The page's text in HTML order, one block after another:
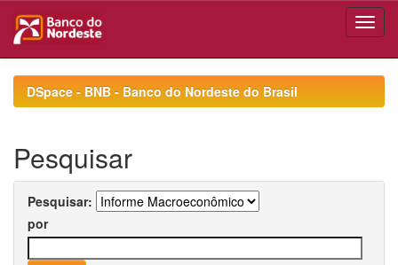
navigationDSpace - BNB - Banco do Nordeste do Brasil
Pesquisar
Pesquisar:
por